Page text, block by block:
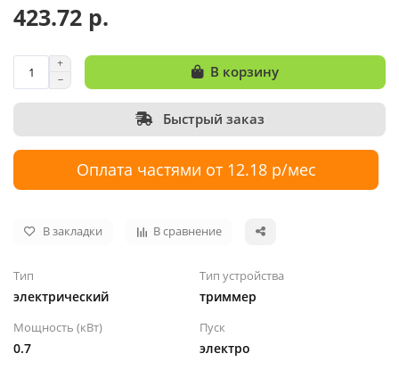
423.72 р.
В корзину
Быстрый заказ
Оплата частями от 12.18 р/мес
В закладки В сравнение
Тип
электрический
Тип устройства
триммер
Мощность (кВт)
0.7
Пуск
электро